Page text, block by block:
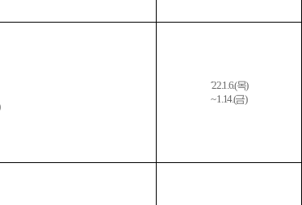
´22.1.6.(목)
~ 1.14.(금)